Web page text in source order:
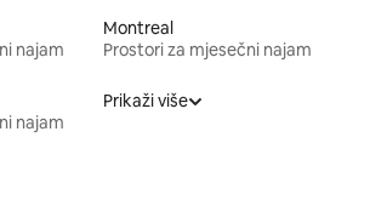
najam
Montreal
Prostori za mjesečni najam
najam
Prikaži više